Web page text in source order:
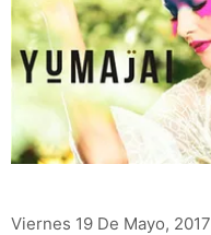
Viernes 19 De Mayo, 2017